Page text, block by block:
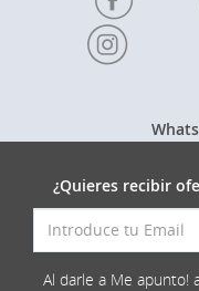
¿Quieres recibir
Al darle a Me apunto!